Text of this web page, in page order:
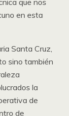
que nos
en esta
Santa Cruz,
sino también
la
de
de